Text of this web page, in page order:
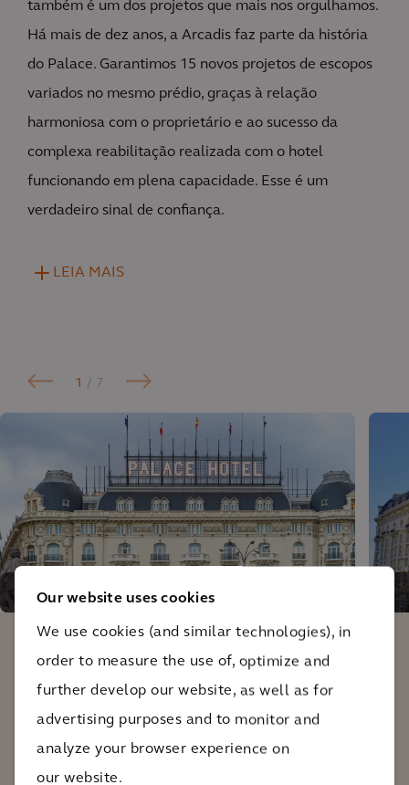
Our website uses cookies
We use cookies (and similar technologies), in
order to measure the use of, optimize and
further develop our website, as well as for
advertising purposes and to monitor and
analyze your browser experience on
our website.
também é um dos projetos que mais nos orgulhamos.
Há mais de dez anos, a Arcadis faz parte da história
do Palace. Garantimos 15 novos projetos de escopos
variados no mesmo prédio, graças à relação
harmoniosa com o proprietário e ao sucesso da
complexa reabilitação realizada com o hotel
funcionando em plena capacidade. Esse é um
verdadeiro sinal de confiança.
LEIA MAIS
1 / 7
Fachada da Plaza de Neptuno
Durante vários anos de trabalho, a
Arcadis superou um desafio muito difícil:
permitir que este hotel enorme,
inaugurado em 1912, em um edifício de